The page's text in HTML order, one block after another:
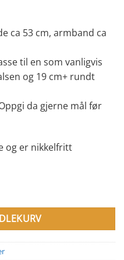
ca 53 cm, armband ca
til en som vanligvis
og 19 cm+ rundt
da gjerne mål før
og er nikkelfritt
perler antall